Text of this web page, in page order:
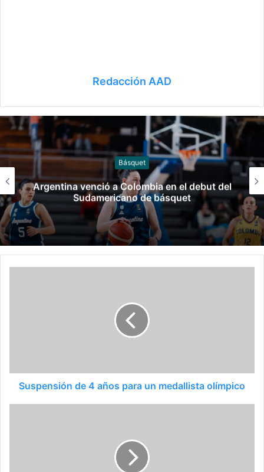
Redacción AAD
Gimnasia
Las claves del fallo que condenó a Federico
Molinari por grooming
Suspensión de 4 años para un medallista olímpico